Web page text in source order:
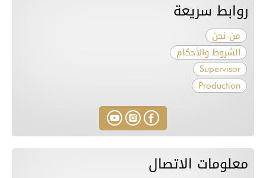
روابط سريعة
من نحن
الشروط والأحكام
Supervisor
Production
معلومات الاتصال